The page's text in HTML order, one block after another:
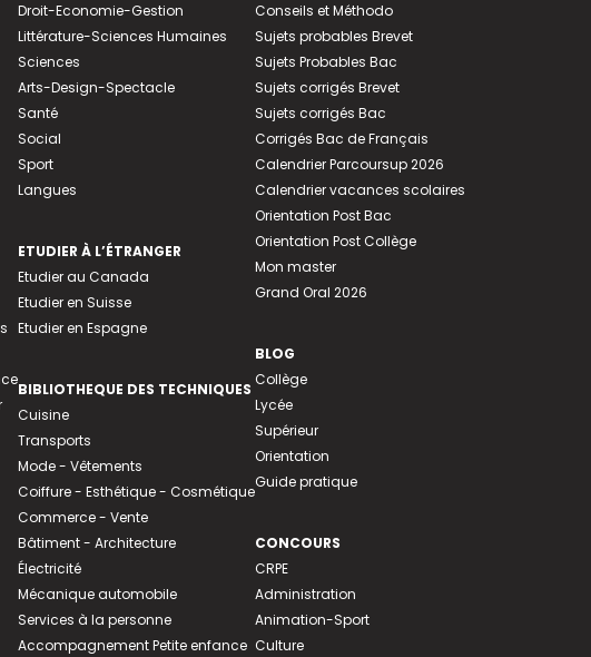
Droit-Economie-Gestion
Littérature-Sciences Humaines
Sciences
Arts-Design-Spectacle
Santé
Social
Sport
Langues
ETUDIER À L’ÉTRANGER
Etudier au Canada
Etudier en Suisse
Etudier en Espagne
BIBLIOTHEQUE DES TECHNIQUES
Cuisine
Transports
Mode - Vêtements
Coiffure - Esthétique - Cosmétique
Commerce - Vente
Bâtiment - Architecture
Électricité
Mécanique automobile
Services à la personne
Accompagnement Petite enfance
Conseils et Méthodo
Sujets probables Brevet
Sujets Probables Bac
Sujets corrigés Brevet
Sujets corrigés Bac
Corrigés Bac de Français
Calendrier Parcoursup 2026
Calendrier vacances scolaires
Orientation Post Bac
Orientation Post Collège
Mon master
Grand Oral 2026
BLOG
Collège
Lycée
Supérieur
Orientation
Guide pratique
CONCOURS
CRPE
Administration
Animation-Sport
Culture